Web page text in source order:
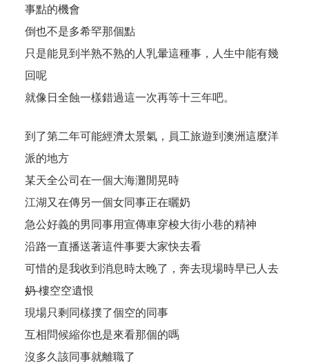
事點的機會
倒也不是多希罕那個點
只是能見到半熟不熟的人乳暈這種事，人生中能有幾
回呢
就像日全蝕一樣錯過這一次再等十三年吧。
到了第二年可能經濟太景氣，員工旅遊到澳洲這麼洋
派的地方
某天全公司在一個大海灘閒晃時
江湖又在傳另一個女同事正在曬奶
急公好義的男同事用宣傳車穿梭大街小巷的精神
沿路一直播送著這件事要大家快去看
可惜的是我收到消息時太晚了，奔去現場時早已人去
奶樓空空遺恨
現場只剩同樣撲了個空的同事
互相問候縮你也是來看那個的嗎
沒多久該同事就離職了